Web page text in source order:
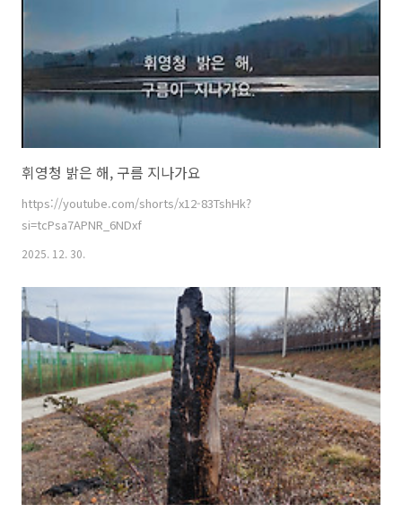
휘영청 밝은 해, 구름 지나가요
https://youtube.com/shorts/x12-83TshHk?
si=tcPsa7APNR_6NDxf
2025. 12. 30.